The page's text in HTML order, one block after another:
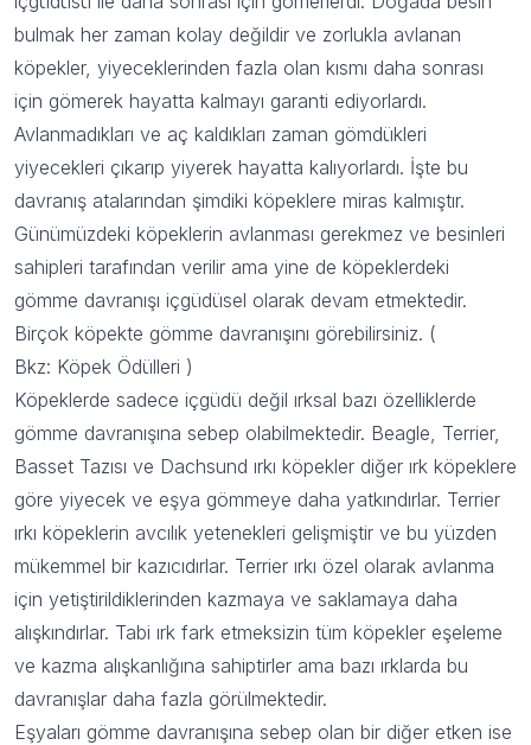
bulmak her zaman kolay değildir ve zorlukla avlanan
köpekler, yiyeceklerinden fazla olan kısmı daha sonrası
için gömerek hayatta kalmayı garanti ediyorlardı.
Avlanmadıkları ve aç kaldıkları zaman gömdükleri
yiyecekleri çıkarıp yiyerek hayatta kalıyorlardı. İşte bu
davranış atalarından şimdiki köpeklere miras kalmıştır.
Günümüzdeki köpeklerin avlanması gerekmez ve besinleri
sahipleri tarafından verilir ama yine de köpeklerdeki
gömme davranışı içgüdüsel olarak devam etmektedir.
Birçok köpekte gömme davranışını görebilirsiniz. (
Bkz: Köpek Ödülleri )
Köpeklerde sadece içgüdü değil ırksal bazı özelliklerde
gömme davranışına sebep olabilmektedir. Beagle, Terrier,
Basset Tazısı ve Dachsund ırkı köpekler diğer ırk köpeklere
göre yiyecek ve eşya gömmeye daha yatkındırlar. Terrier
ırkı köpeklerin avcılık yetenekleri gelişmiştir ve bu yüzden
mükemmel bir kazıcıdırlar. Terrier ırkı özel olarak avlanma
için yetiştirildiklerinden kazmaya ve saklamaya daha
alışkındırlar. Tabi ırk fark etmeksizin tüm köpekler eşeleme
ve kazma alışkanlığına sahiptirler ama bazı ırklarda bu
davranışlar daha fazla görülmektedir.
Eşyaları gömme davranışına sebep olan bir diğer etken ise